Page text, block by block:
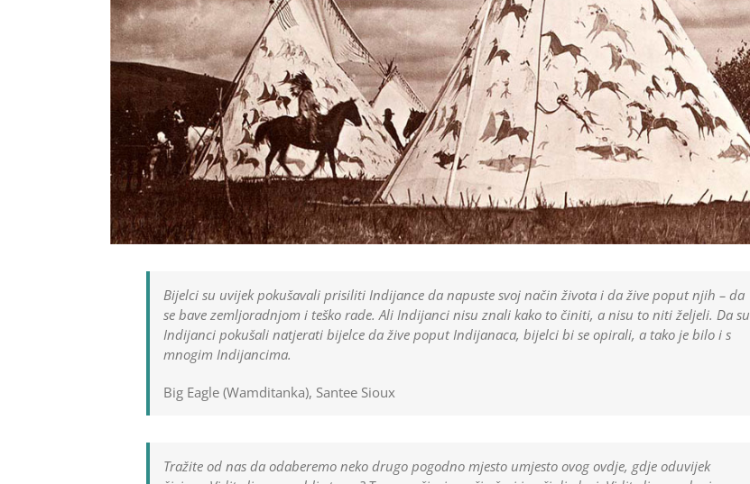
Bijelci su uvijek pokušavali prisiliti Indijance da napuste svoj način života i da žive poput njih – da
se bave zemljoradnjom i teško rade. Ali Indijanci nisu znali kako to činiti, a nisu to niti željeli. Da su
Indijanci pokušali natjerati bijelce da žive poput Indijanaca, bijelci bi se opirali, a tako je bilo i s
mnogim Indijancima.
Big Eagle (Wamditanka), Santee Sioux
Tražite od nas da odaberemo neko drugo pogodno mjesto umjesto ovog ovdje, gdje oduvijek